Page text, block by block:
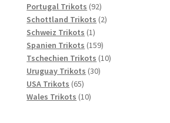
Produkte
Portugal Trikots 9292
Produkte
Schottland Trikots 22
Schweiz Trikots 11
Produkt
Spanien Trikots 159159
Produkte
Tschechien Trikots 1010
Uruguay Trikots 3030
USA Trikots 6565
Produkte
Wales Trikots 1010